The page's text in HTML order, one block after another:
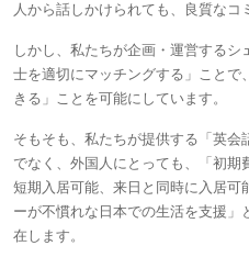
人から話しかけられても、良質なコ
しかし、私たちが企画・運営する
士を適切にマッチングする」こと
きる」ことを可能にしています。
そもそも、私たちが提供する「英
でなく、外国人にとっても、「初期
短期入居可能、来日と同時に入居可
ーが不慣れな日本での生活を支援
在します。